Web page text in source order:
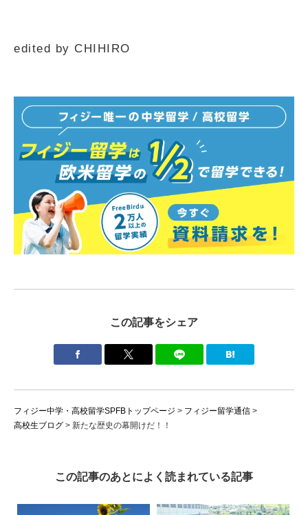
edited by CHIHIRO
この記事をシェア
フィジー中学・高校留学SPFBトップページ > フィジー留学通信 >
高校生ブログ > 新たな歴史の幕開けだ！！
この記事のあとによく読まれている記事